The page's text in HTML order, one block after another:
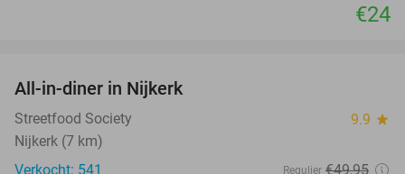
€24
All-in-diner in Nijkerk
Streetfood Society 9.9 star
Nijkerk (7 km)
Verkocht: 541
Regulier €49,95